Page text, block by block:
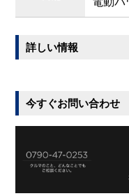
詳しい情報
今すぐお問い合わせ